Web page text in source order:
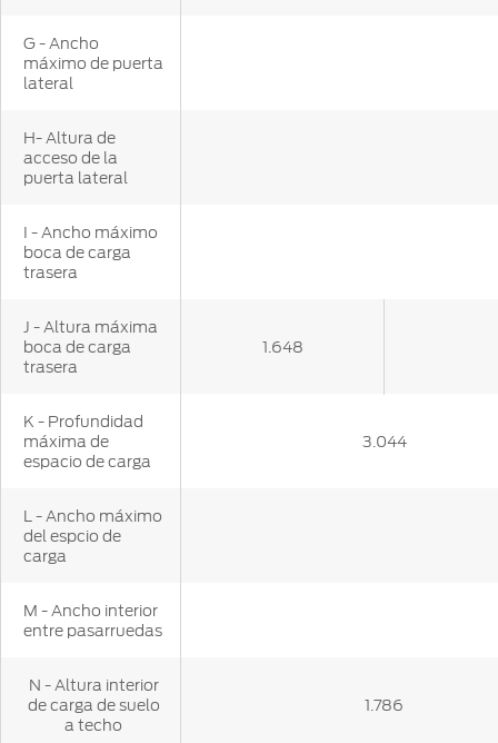
G - Ancho
máximo de puerta
lateral
H- Altura de
acceso de la
puerta lateral
I - Ancho máximo
boca de carga
trasera
J - Altura máxima
boca de carga
trasera
1.648
K - Profundidad
máxima de
espacio de carga
3.044
L - Ancho máximo
del espcio de
carga
M - Ancho interior
entre pasarruedas
N - Altura interior
de carga de suelo
a techo
1.786